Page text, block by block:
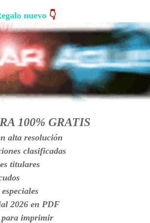
nuevo 👇
100% GRATIS
alta resolución
clasificadas
titulares
2026 en PDF
para imprimir